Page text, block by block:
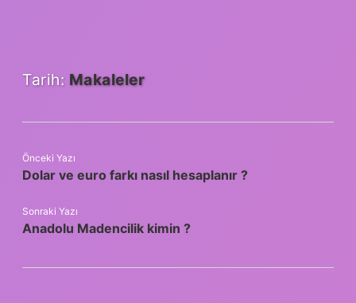
Tarih: Makaleler
Önceki Yazı
Dolar ve euro farkı nasıl hesaplanır ?
Sonraki Yazı
Anadolu Madencilik kimin ?